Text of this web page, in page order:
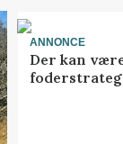
ANNONCE
Der kan